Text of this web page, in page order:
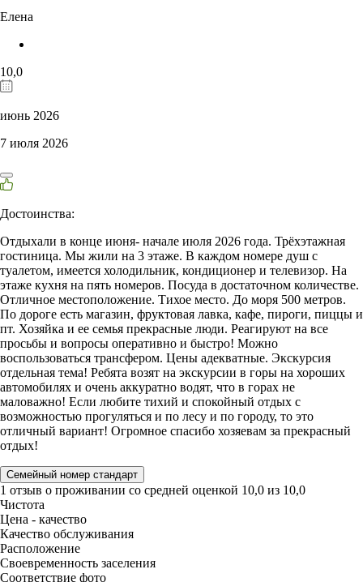
Елена
10,0
июнь 2026
7 июля 2026
Достоинства:
Отдыхали в конце июня- начале июля 2026 года. Трёхэтажная
гостиница. Мы жили на 3 этаже. В каждом номере душ с
туалетом, имеется холодильник, кондиционер и телевизор. На
этаже кухня на пять номеров. Посуда в достаточном количестве.
Отличное местоположение. Тихое место. До моря 500 метров.
По дороге есть магазин, фруктовая лавка, кафе, пироги, пиццы и
пт. Хозяйка и ее семья прекрасные люди. Реагируют на все
просьбы и вопросы оперативно и быстро! Можно
воспользоваться трансфером. Цены адекватные. Экскурсия
отдельная тема! Ребята возят на экскурсии в горы на хороших
автомобилях и очень аккуратно водят, что в горах не
маловажно! Если любите тихий и спокойный отдых с
возможностью прогуляться и по лесу и по городу, то это
отличный вариант! Огромное спасибо хозяевам за прекрасный
отдых!
Семейный номер стандарт
1 отзыв о проживании со средней оценкой 10,0 из 10,0
Чистота
Цена - качество
Качество обслуживания
Расположение
Своевременность заселения
Соответствие фото